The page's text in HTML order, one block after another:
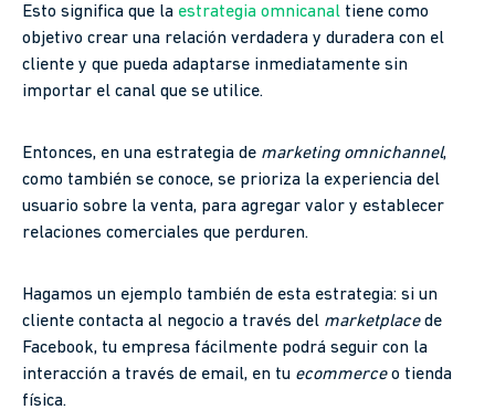
Esto significa que la estrategia omnicanal tiene como
objetivo crear una relación verdadera y duradera con el
cliente y que pueda adaptarse inmediatamente sin
importar el canal que se utilice.
Entonces, en una estrategia de marketing omnichannel,
como también se conoce, se prioriza la experiencia del
usuario sobre la venta, para agregar valor y establecer
relaciones comerciales que perduren.
Hagamos un ejemplo también de esta estrategia: si un
cliente contacta al negocio a través del marketplacede
Facebook, tu empresa fácilmente podrá seguir con la
interacción a través de email, en tu ecommerceo tienda
física.